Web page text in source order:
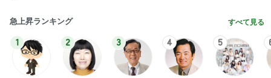
急上昇ランキング すべて見る
1 2 3 4 5